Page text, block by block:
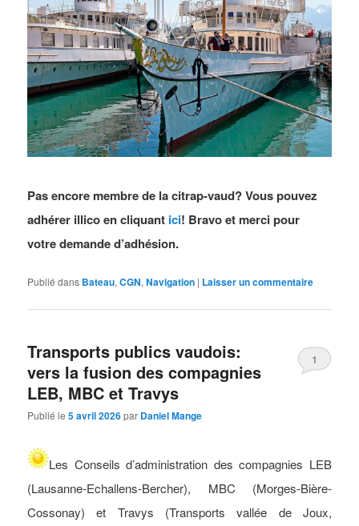
Pas encore membre de la citrap-vaud? Vous pouvez
adhérer illico en cliquant ici! Bravo et merci pour
votre demande d’adhésion.
Publié dans Bateau,CGN,Navigation | Laisser un commentaire
Transports publics vaudois:
vers la fusion des compagnies
LEB, MBC et Travys
Publié le5 avril 2026par Daniel Mange
1
Les Conseils d’administration des compagnies LEB
(Lausanne-Echallens-Bercher), MBC (Morges-Bière-
Cossonay) et Travys (Transports vallée de Joux,